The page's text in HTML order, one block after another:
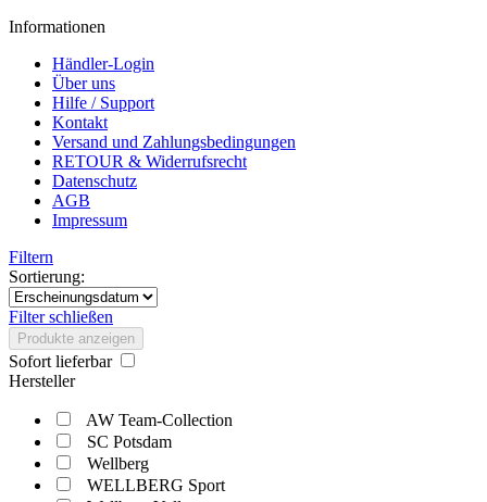
Informationen
Händler-Login
Über uns
Hilfe / Support
Kontakt
Versand und Zahlungsbedingungen
RETOUR & Widerrufsrecht
Datenschutz
AGB
Impressum
Filtern
Sortierung:
Filter schließen
Produkte anzeigen
Sofort lieferbar
Hersteller
AW Team-Collection
SC Potsdam
Wellberg
WELLBERG Sport